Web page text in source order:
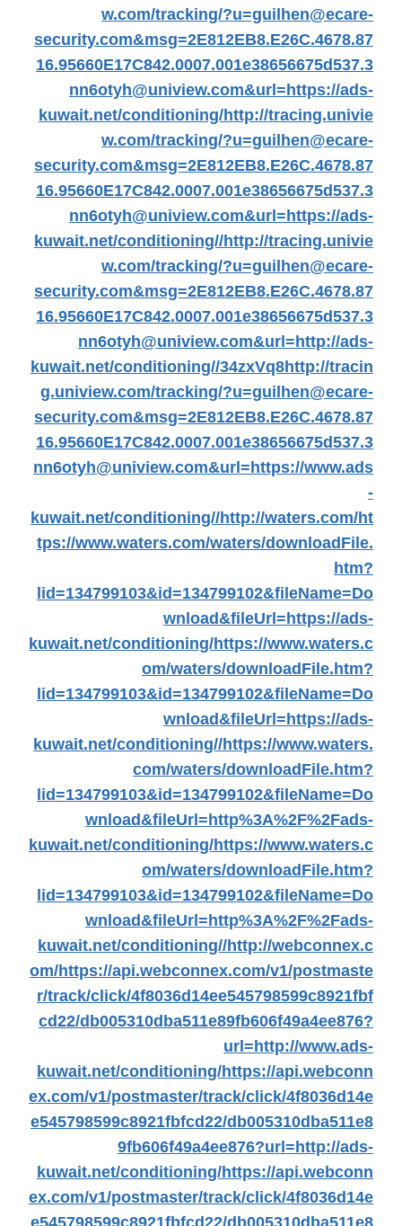
w.com/tracking/?u=guilhen@ecare-
security.com&msg=2E812EB8.E26C.4678.87
16.95660E17C842.0007.001e38656675d537.3
nn6otyh@uniview.com&url=https://ads-
kuwait.net/conditioning/http://tracing.univie
w.com/tracking/?u=guilhen@ecare-
security.com&msg=2E812EB8.E26C.4678.87
16.95660E17C842.0007.001e38656675d537.3
nn6otyh@uniview.com&url=https://ads-
kuwait.net/conditioning//http://tracing.univie
w.com/tracking/?u=guilhen@ecare-
security.com&msg=2E812EB8.E26C.4678.87
16.95660E17C842.0007.001e38656675d537.3
nn6otyh@uniview.com&url=http://ads-
kuwait.net/conditioning//34zxVq8http://tracin
g.uniview.com/tracking/?u=guilhen@ecare-
security.com&msg=2E812EB8.E26C.4678.87
16.95660E17C842.0007.001e38656675d537.3
nn6otyh@uniview.com&url=https://www.ads
-
kuwait.net/conditioning//http://waters.com/ht
tps://www.waters.com/waters/downloadFile.
htm?
lid=134799103&id=134799102&fileName=Do
wnload&fileUrl=https://ads-
kuwait.net/conditioning/https://www.waters.c
om/waters/downloadFile.htm?
lid=134799103&id=134799102&fileName=Do
wnload&fileUrl=https://ads-
kuwait.net/conditioning//https://www.waters.
com/waters/downloadFile.htm?
lid=134799103&id=134799102&fileName=Do
wnload&fileUrl=http%3A%2F%2Fads-
kuwait.net/conditioning/https://www.waters.c
om/waters/downloadFile.htm?
lid=134799103&id=134799102&fileName=Do
wnload&fileUrl=http%3A%2F%2Fads-
kuwait.net/conditioning//http://webconnex.c
om/https://api.webconnex.com/v1/postmaste
r/track/click/4f8036d14ee545798599c8921fbf
cd22/db005310dba511e89fb606f49a4ee876?
url=http://www.ads-
kuwait.net/conditioning/https://api.webconn
ex.com/v1/postmaster/track/click/4f8036d14e
e545798599c8921fbfcd22/db005310dba511e8
9fb606f49a4ee876?url=http://ads-
kuwait.net/conditioning/https://api.webconn
ex.com/v1/postmaster/track/click/4f8036d14e